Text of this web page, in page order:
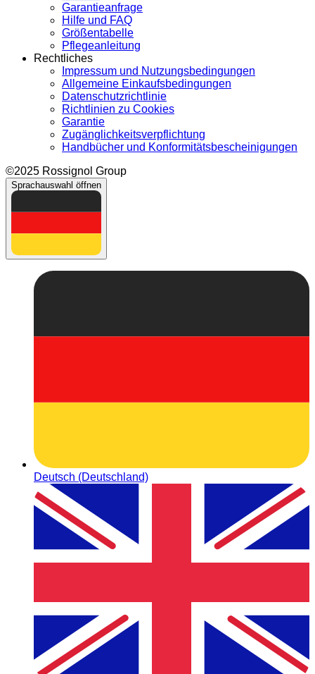
Garantieanfrage
Hilfe und FAQ
Größentabelle
Pflegeanleitung
Rechtliches
Impressum und Nutzungsbedingungen
Allgemeine Einkaufsbedingungen
Datenschutzrichtlinie
Richtlinien zu Cookies
Garantie
Zugänglichkeitsverpflichtung
Handbücher und Konformitätsbescheinigungen
©2025 Rossignol Group
Sprachauswahl öffnen
Deutsch (Deutschland)